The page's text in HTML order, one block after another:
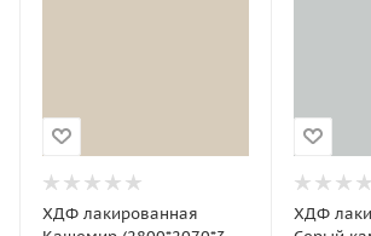
ХДФ лакированная
ХДФ